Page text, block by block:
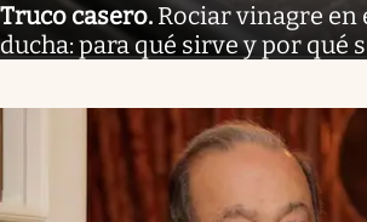
Truco casero. Rociar vinagre en
ducha: para qué sirve y por qué